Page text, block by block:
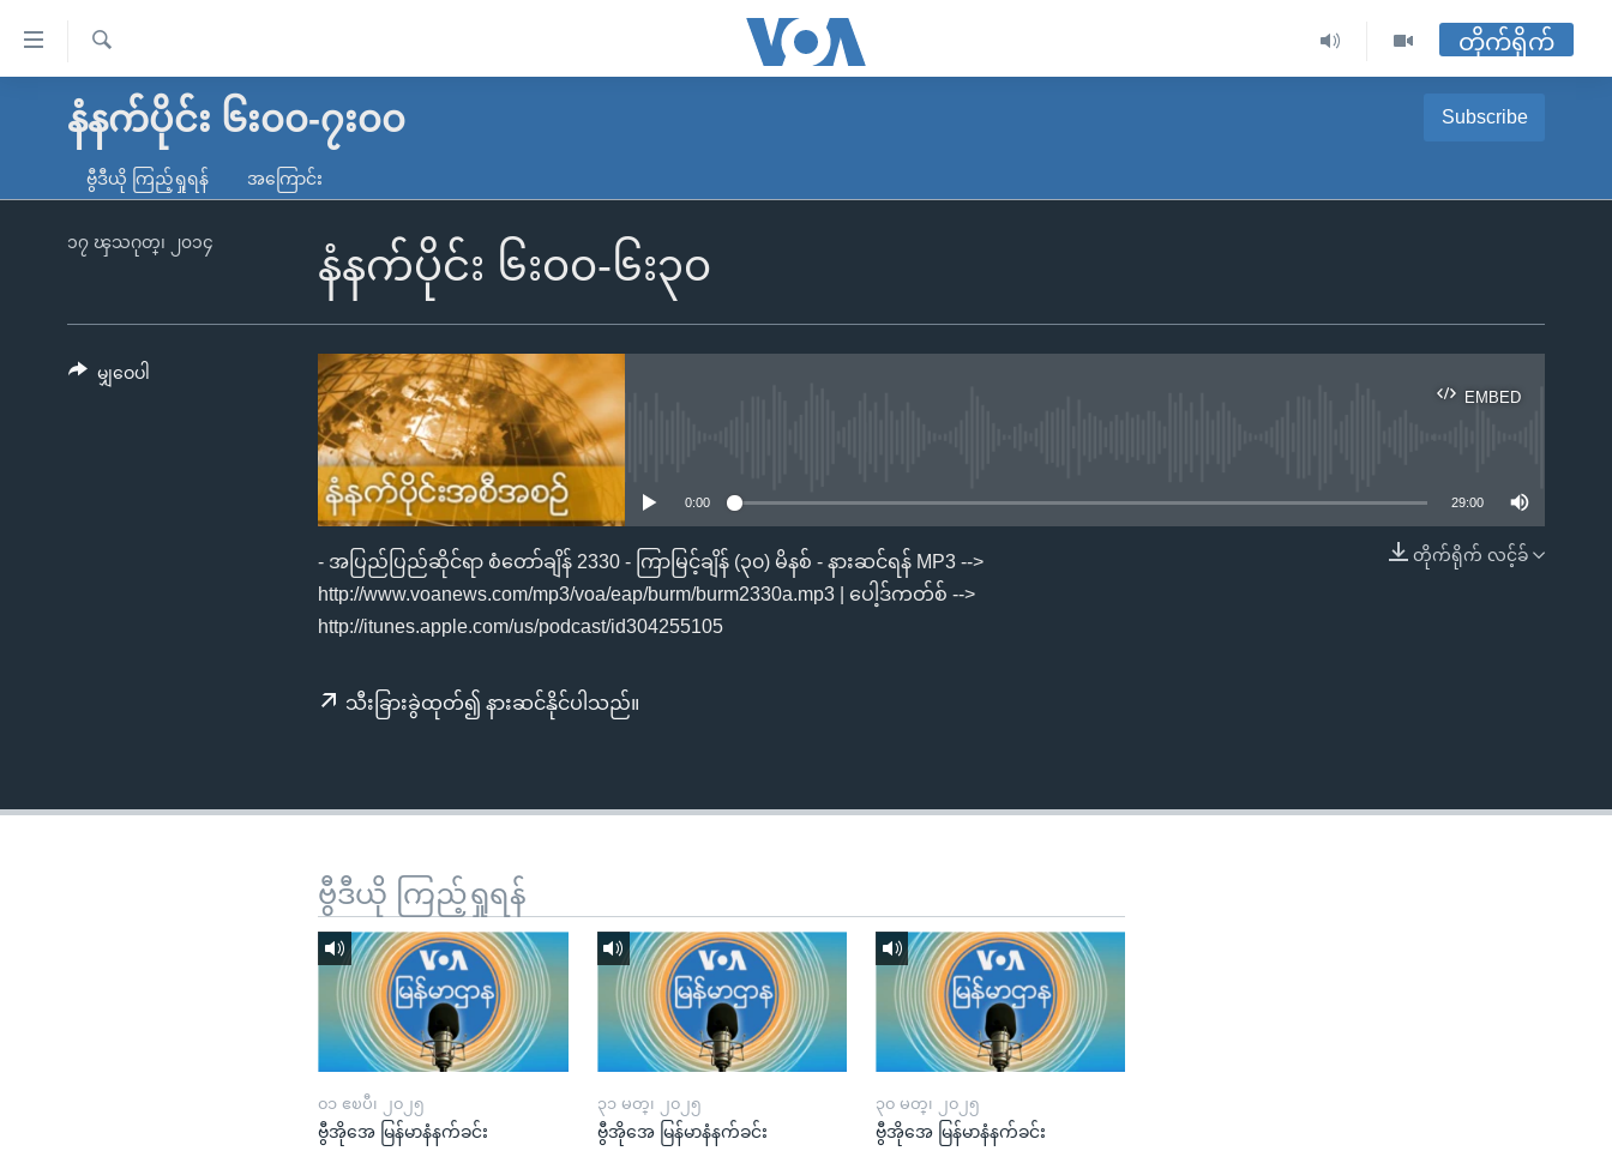
လွယ်ကူ
သည့်
မူလစာမျက်နှာ
ကမ္ဘာ့သတင်းများ
နိုင်ငံတကာ
တရုတ်
အစ္စရေး-ပါလက်စတိုင်း
ရပ်ဝန်းတခု လမ်းတခု အလွန်
အင်္ဂလိပ်စာလေ့လာမယ်
ရ
လာ
တိုက်ရိုက်
နံနက်ပိုင်း ၆း၀၀-၇း၀၀ Subscribe
Spotify
ဗွီဒီယို ကြည့်ရှုရန် အကြောင်း
နံနက်ပိုင်း ၆း၀၀-၆း၃၀
၁၇ ၾသဂုတ္၊ ၂၀၁၄
EMBED
EMBED
0:00 29:00
တိုက်ရိုက် လင့်ခ်
- အပြည်ပြည်ဆိုင်ရာ စံတော်ချိန် 2330 - ကြာမြင့်ချိန် (၃၀) မိနစ် - နားဆင်ရန် MP3 -->
http://www.voanews.com/mp3/voa/eap/burm/burm2330a.mp3 | ပေါ့ဒ်ကတ်စ် -->
http://itunes.apple.com/us/podcast/id304255105
သီးခြားခွဲထုတ်၍ နားဆင်နိုင်ပါသည်။
မျှဝေပါ
ဗွီဒီယို ကြည့်ရှုရန်
၀၁ ဧၿပီ၊ ၂၀၂၅
ဗွီအိုအေ မြန်မာနံနက်ခင်း
၃၁ မတ္၊ ၂၀၂၅
ဗွီအိုအေ မြန်မာနံနက်ခင်း
၃၀ မတ္၊ ၂၀၂၅
ဗွီအိုအေ မြန်မာနံနက်ခင်း